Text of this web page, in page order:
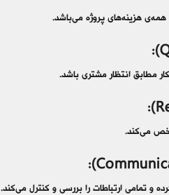
هزینه‌های پروژه می‌باشد.
مطابق انتظار مشتری باشد.
می‌کند.
و تمامی ارتباطات را بررسی و کنترل می‌کند.